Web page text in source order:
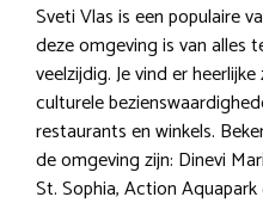
Sveti Vlas is een populaire
deze omgeving is van alles
veelzijdig. Je vind er
culturele
restaurants en winkels.
de omgeving zijn: Dinevi
St. Sophia, Action